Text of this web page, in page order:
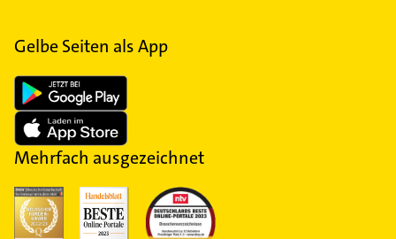
Gelbe Seiten als App
Mehrfach ausgezeichnet